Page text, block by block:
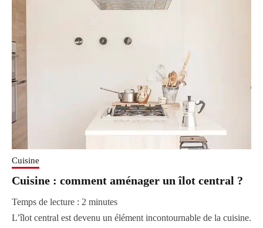
Cuisine
Cuisine : comment aménager un îlot central ?
Temps de lecture : 2 minutes
L’îlot central est devenu un élément incontournable de la cuisine.